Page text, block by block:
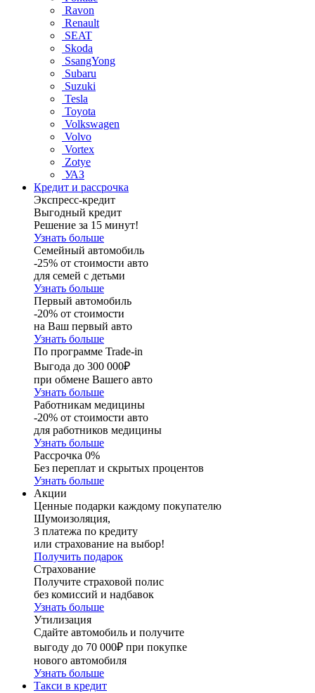
Ravon
Renault
SEAT
Skoda
SsangYong
Subaru
Suzuki
Tesla
Toyota
Volkswagen
Volvo
Vortex
Zotye
УАЗ
Кредит и рассрочка
Экспресс-кредит
Выгодный кредит
Решение за 15 минут!
Узнать больше
Семейный автомобиль
-25% от стоимости авто
для семей с детьми
Узнать больше
Первый автомобиль
-20% от стоимости
на Ваш первый авто
Узнать больше
По программе Trade-in
Выгода до 300 000₽
при обмене Вашего авто
Узнать больше
Работникам медицины
-20% от стоимости авто
для работников медицины
Узнать больше
Рассрочка 0%
Без переплат и скрытых процентов
Узнать больше
Акции
Ценные подарки каждому покупателю
Шумоизоляция,
3 платежа по кредиту
или страхование на выбор!
Получить подарок
Страхование
Получите страховой полис
без комиссий и надбавок
Узнать больше
Утилизация
Сдайте автомобиль и получите
выгоду до 70 000₽ при покупке
нового автомобиля
Узнать больше
Такси в кредит